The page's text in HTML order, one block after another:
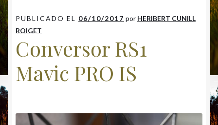
PUBLICADO EL 06/10/2017 por HERIBERT CUNILL
ROIGET
Conversor RS1
Mavic PRO IS